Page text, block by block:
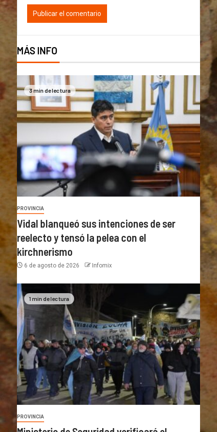
MÁS INFO
3 min de lectura
PROVINCIA
Vidal blanqueó sus intenciones de ser
reelecto y tensó la pelea con el
kirchnerismo
6 de agosto de 2026 Infomix
1 min de lectura
PROVINCIA